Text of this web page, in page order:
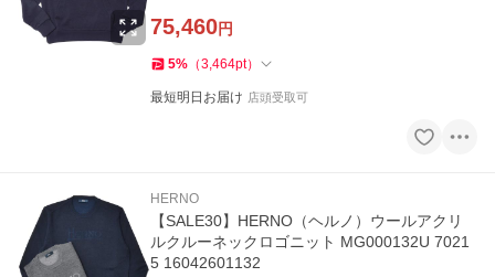
75,460円
5% （3,464pt）
最短明日お届け 店頭受取可
HERNO
【SALE30】HERNO（ヘルノ）ウールアクリ
ルクルーネックロゴニット MG000132U 7021
5 16042601132